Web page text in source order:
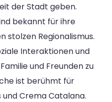
der Stadt geben.
bekannt für ihre
stolzen Regionalismus.
Interaktionen und
und Freunden zu
ist berühmt für
Crema Catalana.